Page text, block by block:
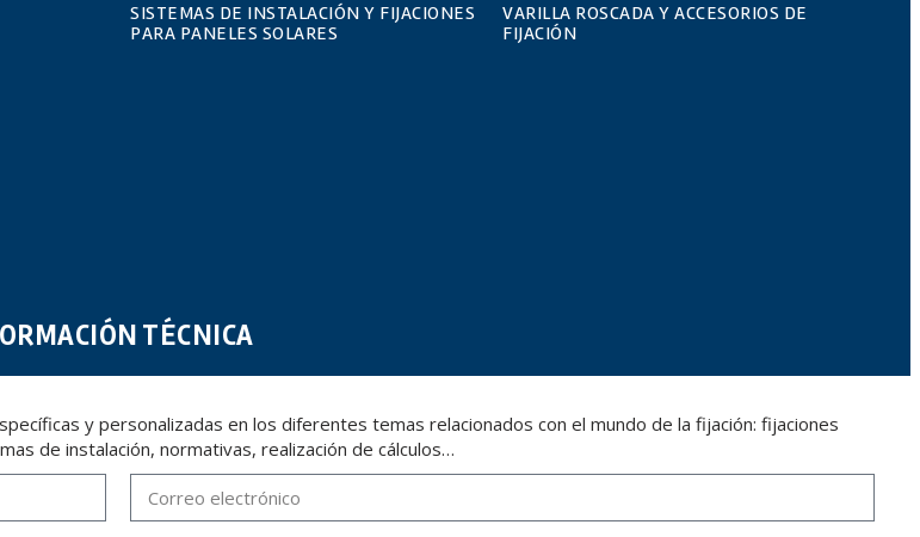
SISTEMAS DE INSTALACIÓN Y FIJACIONES
PARA PANELES SOLARES
VARILLA ROSCADA Y ACCESORIOS DE
FIJACIÓN
TÉCNICA
y personalizadas en los diferentes temas relacionados con el mundo de la fijación: fijaciones
de instalación, normativas, realización de cálculos…